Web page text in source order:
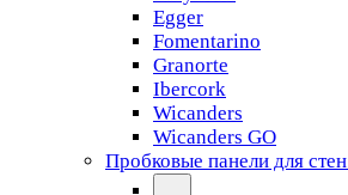
Egger
Fomentarino
Granorte
Ibercork
Wicanders
Wicanders GO
Пробковые панели для стен